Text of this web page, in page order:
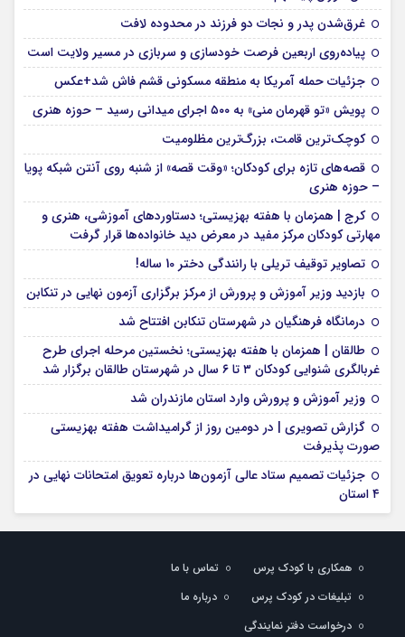
غرق‌شدن پدر و نجات دو فرزند در محدوده لافت
پیاده‌روی اربعین فرصت خودسازی و سربازی در مسیر ولایت است
جزئیات حمله آمریکا به منطقه مسکونی قشم فاش شد+عکس
پویش «تو قهرمان منی» به ۵۰۰ اجرای میدانی رسید – حوزه هنری
کوچک‌ترین قامت، بزرگ‌ترین مظلومیت
قصه‌های تازه برای کودکان؛ «وقت قصه» از شنبه روی آنتن شبکه پویا
– حوزه هنری
کرج | همزمان با هفته بهزیستی؛ دستاوردهای آموزشی، هنری و
مهارتی کودکان مرکز مفید در معرض دید خانواده‌ها قرار گرفت
تصاویر توقیف تریلی با رانندگی دختر 10 ساله!
بازدید وزیر آموزش و پرورش از مرکز برگزاری آزمون نهایی در تنکابن
درمانگاه فرهنگیان در شهرستان تنکابن افتتاح شد
طالقان | همزمان با هفته بهزیستی؛ نخستین مرحله اجرای طرح
غربالگری شنوایی کودکان ۳ تا ۶ سال در شهرستان طالقان برگزار شد
وزیر آموزش و پرورش وارد استان مازندران شد
گزارش تصویری | در دومین روز از گرامیداشت هفته بهزیستی
صورت پذیرفت
جزئیات تصمیم ستاد عالی آزمون‌ها درباره تعویق امتحانات نهایی در
۴ استان
همکاری با کودک پرس
تماس با ما
تبلیغات در کودک پرس
درباره ما
درخواست دفتر نمایندگی